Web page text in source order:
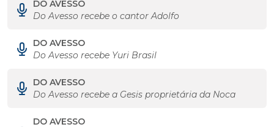
DO AVESSO
Do Avesso recebe o cantor Adolfo
DO AVESSO
Do Avesso recebe Yuri Brasil
DO AVESSO
Do Avesso recebe a Gesis proprietária da Noca
DO AVESSO